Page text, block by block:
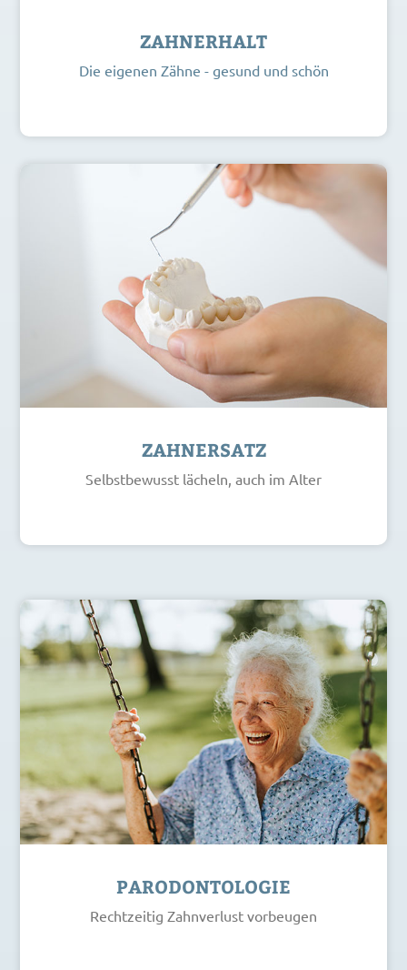
ZAHNERHALT
Die eigenen Zähne - gesund und schön
ZAHNERSATZ
Selbstbewusst lächeln, auch im Alter
PARODONTOLOGIE
Rechtzeitig Zahnverlust vorbeugen